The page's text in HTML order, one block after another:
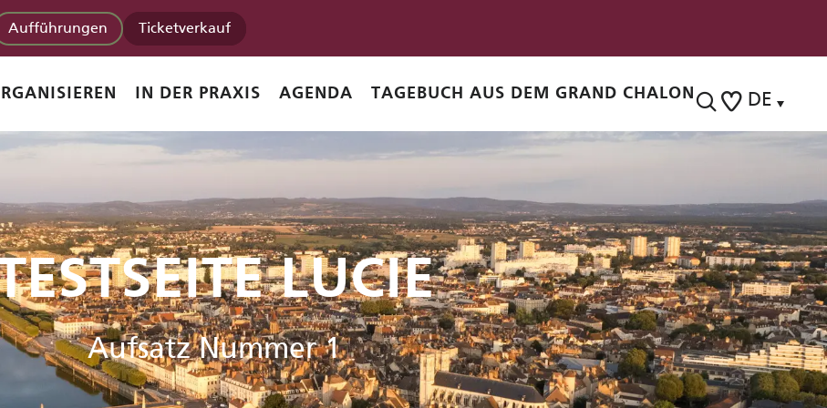
Voir les favoris
Suche
DE
Aufführungen Ticketverkauf
IN DER PRAXIS AGENDA TAGEBUCH AUS DEM GRAND CHALON
LUCIE
Aufsatz Nummer 1